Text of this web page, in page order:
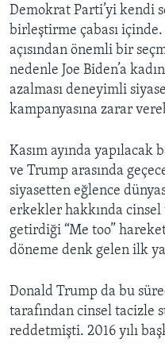
Demokrat Parti’yi kendi
birleştirme çabası
açısından önemli bir
nedenle Joe Biden’a
azalması deneyimli
kampanyasına zarar
Kasım ayında
ve Trump arasında
siyasetten eğlence
erkekler hakkında cinsel
getirdiği “Me too”
döneme denk gelen ilk
Donald Trump da bu
tarafından cinsel tacizle
reddetmişti. 2016 yılı